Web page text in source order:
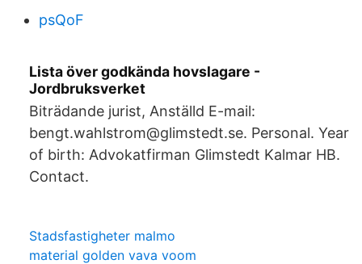
psQoF
Lista över godkända hovslagare -
Jordbruksverket
Biträdande jurist, Anställd E-mail:
bengt.wahlstrom@glimstedt.se. Personal. Year
of birth: Advokatfirman Glimstedt Kalmar HB.
Contact.
Stadsfastigheter malmo
material golden vava voom